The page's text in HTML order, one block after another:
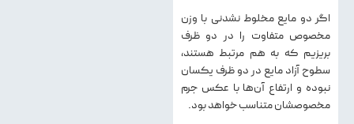
اگر دو مایع مخلوط‌ نشدنی با وزن
مخصوص متفاوت را در دو ظرف
بریزیم که به‌ هم مرتبط هستند،
سطوح آزاد مایع در دو ظرف یکسان
نبوده و ارتفاع آن‌ها با عکس جرم
مخصوصشان متناسب خواهد بود.